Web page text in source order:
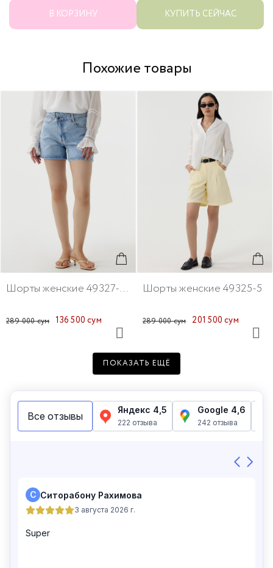
В КОРЗИНУ КУПИТЬ СЕЙЧАС
Похожие товары
Шорты женские 49327-25
289 000 сум 136 500 сум
Шорты женские 49325-5
289 000 сум 201 500 сум
Шорты женские 49250-4
ПОКАЗАТЬ ЕЩЁ